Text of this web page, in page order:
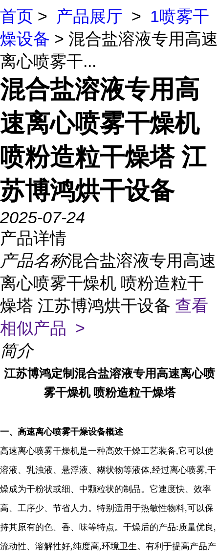
首页 > 产品展厅 > 1喷雾干
燥设备 > 混合盐溶液专用高速
离心喷雾干...
混合盐溶液专用高
速离心喷雾干燥机
喷粉造粒干燥塔 江
苏博鸿烘干设备
2025-07-24
产品详情
产品名称混合盐溶液专用高速
离心喷雾干燥机 喷粉造粒干
燥塔 江苏博鸿烘干设备 查看
相似产品 >
简介
江苏博鸿定制混合盐溶液专用高速离心喷
雾干燥机 喷粉造粒干燥塔
一、 高速离心喷雾干燥设备概述
高速离心喷雾干燥机是一种高效干燥工艺装备,它可以使
溶液、乳浊液、悬浮液、糊状物等液体,经过离心喷雾,干
燥成为干粉状或细、中颗粒状的制品。它速度快、效率
高、工序少、节省人力。特别适用于热敏性物料,可以保
持其原有的色、香、味等特点。 干燥后的产品:质量优良 ,
流动性、溶解性好,纯度高,环境卫生。有利于提高产品产